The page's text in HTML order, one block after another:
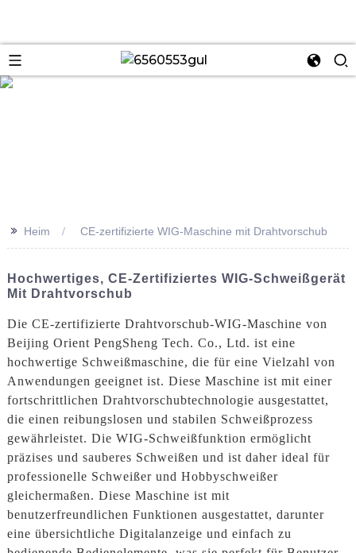
>> Heim CE-zertifizierte WIG-Maschine mit Drahtvorschub
Hochwertiges, CE-Zertifiziertes WIG-Schweißgerät
Mit Drahtvorschub
Die CE-zertifizierte Drahtvorschub-WIG-Maschine von
Beijing Orient PengSheng Tech. Co., Ltd. ist eine
hochwertige Schweißmaschine, die für eine Vielzahl von
Anwendungen geeignet ist. Diese Maschine ist mit einer
fortschrittlichen Drahtvorschubtechnologie ausgestattet,
die einen reibungslosen und stabilen Schweißprozess
gewährleistet. Die WIG-Schweißfunktion ermöglicht
präzises und sauberes Schweißen und ist daher ideal für
professionelle Schweißer und Hobbyschweißer
gleichermaßen. Diese Maschine ist mit
benutzerfreundlichen Funktionen ausgestattet, darunter
eine übersichtliche Digitalanzeige und einfach zu